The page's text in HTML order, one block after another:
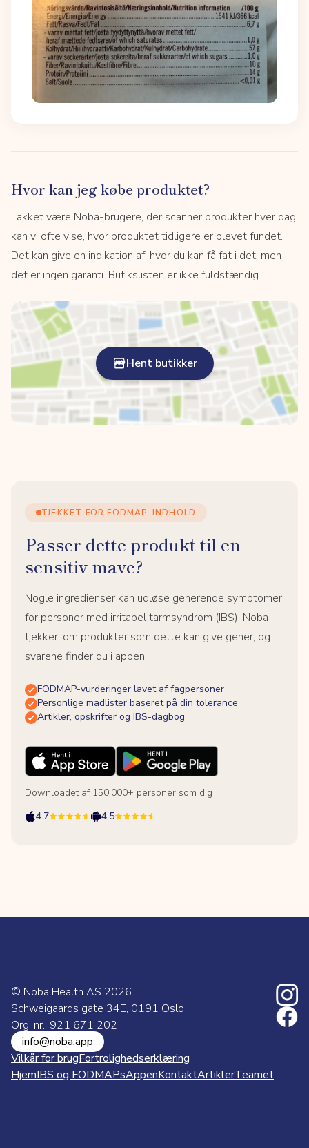
Hvor kan jeg købe produktet?
Takket være Noba-brugere, der scanner produkter hver dag,
kan vi ofte vise, hvor produktet tidligere er blevet fundet.
Det kan give en indikation af, hvor du kan få fat i det, men
det er ingen garanti. Butikslisten er ikke fuldstændig.
Hent butikker
TJEKKET FOR FODMAP-INDHOLD
Passer dette produkt til en
sensitiv mave?
Nogle ingredienser kan udløse generende symptomer
for personer med irritabel tarmsyndrom (IBS). Noba
tjekker, om produkter som dette kan give gener, og
svarene finder du i appen.
FODMAP-vurderinger lavet af fagpersoner
Personlige madlister baseret på din tolerance
Artikler, opskrifter og IBS-dagbog
Downloadet af 150.000+ personer som dig
4.7
4.5
© Noba Health AS 2026
Schweigaards gate 34E, 0191 Oslo
Org. nr.: 921 671 202
info@noba.app
Vilkår for brugFortrolighedserklæring
HjemIBS og FODMAPsAppenKontaktArtiklerTeamet